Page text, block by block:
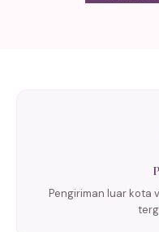
Pengiriman luar kota